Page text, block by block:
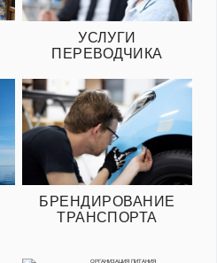
УСЛУГИ
ПЕРЕВОДЧИКА
БРЕНДИРОВАНИЕ
ТРАНСПОРТА